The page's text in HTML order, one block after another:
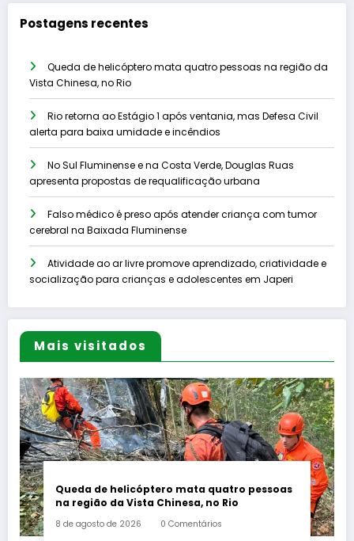
Postagens recentes
Queda de helicóptero mata quatro pessoas na região da
Vista Chinesa, no Rio
Rio retorna ao Estágio 1 após ventania, mas Defesa Civil
alerta para baixa umidade e incêndios
No Sul Fluminense e na Costa Verde, Douglas Ruas
apresenta propostas de requalificação urbana
Falso médico é preso após atender criança com tumor
cerebral na Baixada Fluminense
Atividade ao ar livre promove aprendizado, criatividade e
socialização para crianças e adolescentes em Japeri
Mais visitados
Queda de helicóptero mata quatro pessoas
na região da Vista Chinesa, no Rio
8 de agosto de 2026 0 Comentários